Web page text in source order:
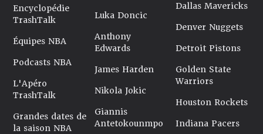
Encyclopédie
TrashTalk
Équipes NBA
Podcasts NBA
L'Apéro
TrashTalk
Grandes dates de
la saison NBA
Luka Doncic
Anthony
Edwards
James Harden
Nikola Jokic
Giannis
Antetokounmpo
Dallas Mavericks
Denver Nuggets
Detroit Pistons
Golden State
Warriors
Houston Rockets
Indiana Pacers